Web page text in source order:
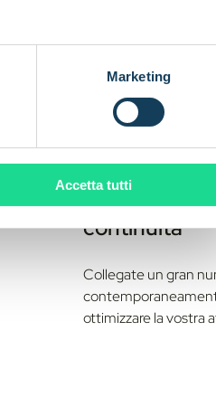
Marketing
Accetta tutti
Scalabilità
continuità
Collegate un gran
ottimizzare la vostra